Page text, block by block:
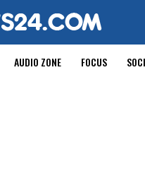
AUDIO ZONE FOCUS